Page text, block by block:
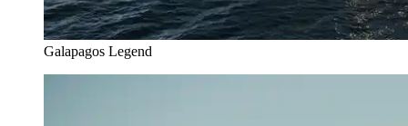
Galapagos Legend